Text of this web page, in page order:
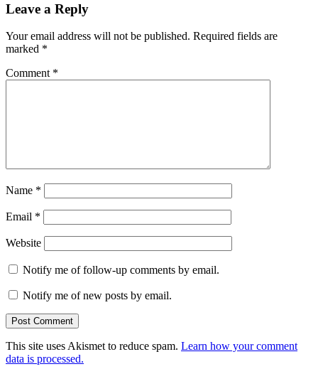
Leave a Reply
Your email address will not be published. Required fields are
marked *
Comment *
Name *
Email *
Website
Notify me of follow-up comments by email.
Notify me of new posts by email.
This site uses Akismet to reduce spam. Learn how your comment
data is processed.